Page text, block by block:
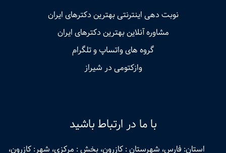
نوبت‌ دهی اینترنتی بهترین دکترهای ایران
مشاوره آنلاین بهترین دکترهای ایران
گروه های واتساپ و تلگرام
وازکتومی در شیراز
با ما در ارتباط باشید
استان: فارس، شهرستان : کازرون، بخش : مرکزی، شهر: کازرون،